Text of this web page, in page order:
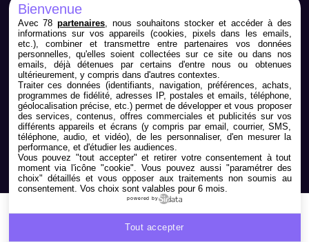
Nous contacter
05 79 98 01 24
Copyright 2026.
Conditions générales de vente
Bienvenue
Avec 78partenaires , nous souhaitons stocker et accéder à des
informations sur vos appareils (cookies, pixels dans les emails,
etc.), combiner et transmettre entre partenaires vos données
personnelles, qu'elles soient collectées sur ce site ou dans nos
emails, déjà détenues par certains d'entre nous ou obtenues
ultérieurement, y compris dans d'autres contextes.
Traiter ces données (identifiants, navigation, préférences, achats,
programmes de fidélité, adresses IP, postales et emails, téléphone,
géolocalisation précise, etc.) permet de développer et vous proposer
des services, contenus, offres commerciales et publicités sur vos
différents appareils et écrans (y compris par email, courrier, SMS,
téléphone, audio, et vidéo), de les personnaliser, d'en mesurer la
performance, et d'étudier les audiences.
Vous pouvez "tout accepter" et retirer votre consentement à tout
moment via l'icône "cookie" . Vous pouvez aussi "paramétrer des
choix" détaillés et vous opposer aux traitements non soumis au
consentement. Vos choix sont valables pour 6 mois.
powered by
Tout accepter